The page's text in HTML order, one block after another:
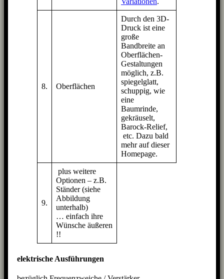
8. Oberflächen
Durch den 3D-
Druck ist eine
große
Bandbreite an
Oberflächen-
Gestaltungen
möglich, z.B.
spiegelglatt,
schuppig, wie
eine
Baumrinde,
gekräuselt,
Barock-Relief,
etc. Dazu bald
mehr auf dieser
Homepage.
9.
plus weitere
Optionen – z.B.
Ständer (siehe
Abbildung
unterhalb)
… einfach ihre
Wünsche äußeren
!!
elektrische Ausführungen